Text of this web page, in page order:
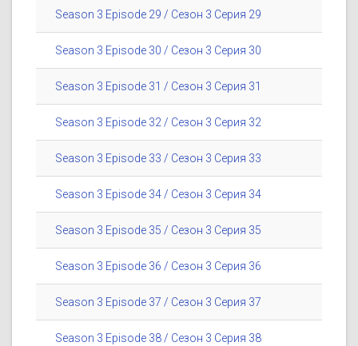
Season 3 Episode 29 / Сезон 3 Серия 29
Season 3 Episode 30 / Сезон 3 Серия 30
Season 3 Episode 31 / Сезон 3 Серия 31
Season 3 Episode 32 / Сезон 3 Серия 32
Season 3 Episode 33 / Сезон 3 Серия 33
Season 3 Episode 34 / Сезон 3 Серия 34
Season 3 Episode 35 / Сезон 3 Серия 35
Season 3 Episode 36 / Сезон 3 Серия 36
Season 3 Episode 37 / Сезон 3 Серия 37
Season 3 Episode 38 / Сезон 3 Серия 38